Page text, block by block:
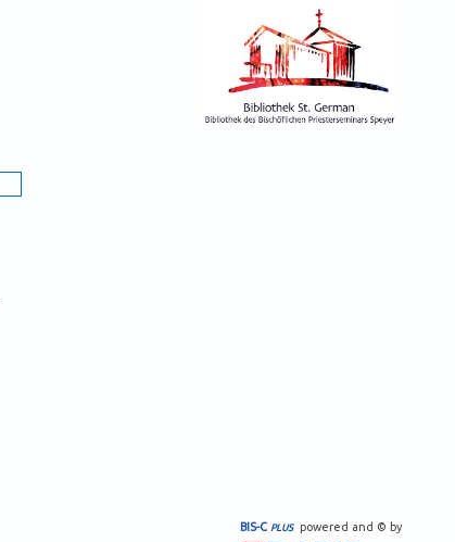
BIS-C PLUS powered and © by